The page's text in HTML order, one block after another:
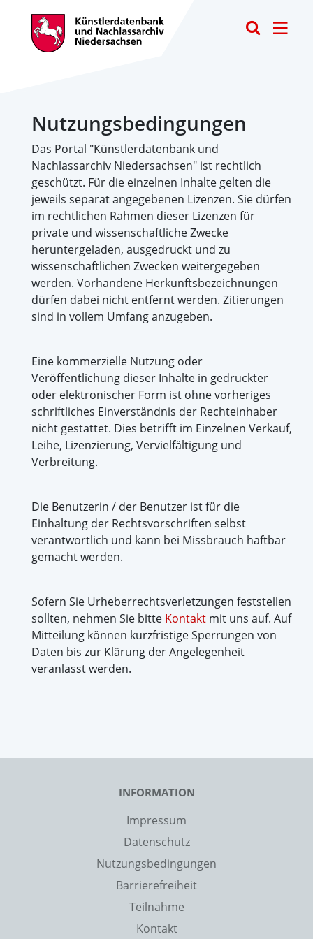
Nutzungsbedingungen
Das Portal "Künstlerdatenbank und
Nachlassarchiv Niedersachsen" ist rechtlich
geschützt. Für die einzelnen Inhalte gelten die
jeweils separat angegebenen Lizenzen. Sie dürfen
im rechtlichen Rahmen dieser Lizenzen für
private und wissenschaftliche Zwecke
heruntergeladen, ausgedruckt und zu
wissenschaftlichen Zwecken weitergegeben
werden. Vorhandene Herkunftsbezeichnungen
dürfen dabei nicht entfernt werden. Zitierungen
sind in vollem Umfang anzugeben.
Eine kommerzielle Nutzung oder
Veröffentlichung dieser Inhalte in gedruckter
oder elektronischer Form ist ohne vorheriges
schriftliches Einverständnis der Rechteinhaber
nicht gestattet. Dies betrifft im Einzelnen Verkauf,
Leihe, Lizenzierung, Vervielfältigung und
Verbreitung.
Die Benutzerin / der Benutzer ist für die
Einhaltung der Rechtsvorschriften selbst
verantwortlich und kann bei Missbrauch haftbar
gemacht werden.
Sofern Sie Urheberrechtsverletzungen feststellen
sollten, nehmen Sie bitte Kontakt mit uns auf. Auf
Mitteilung können kurzfristige Sperrungen von
Daten bis zur Klärung der Angelegenheit
veranlasst werden.
INFORMATION
Impressum
Datenschutz
Nutzungsbedingungen
Barrierefreiheit
Teilnahme
Kontakt